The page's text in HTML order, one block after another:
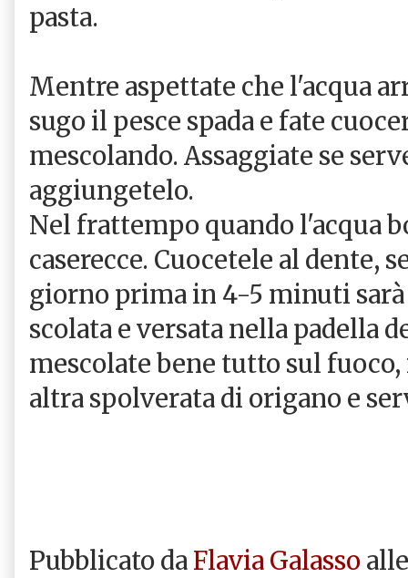
pasta.
Mentre aspettate che l'acqua
sugo il pesce spada e fate
mescolando. Assaggiate se
aggiungetelo.
Nel frattempo quando l'acqua
caserecce. Cuocetele al dente,
giorno prima in 4-5 minuti sarà
scolata e versata nella padella
mescolate bene tutto sul
altra spolverata di origano e
Pubblicato da Flavia Galasso